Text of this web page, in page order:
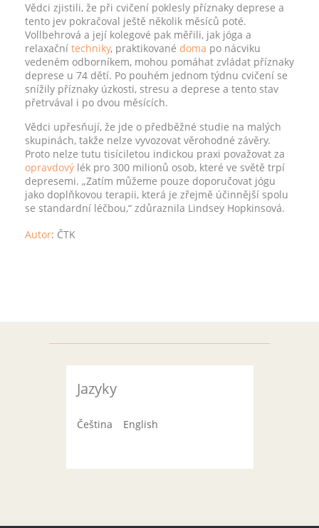
Vědci zjistili, že při cvičení poklesly příznaky deprese a
tento jev pokračoval ještě několik měsíců poté.
Vollbehrová a její kolegové pak měřili, jak jóga a
relaxační techniky, praktikované doma po nácviku
vedeném odborníkem, mohou pomáhat zvládat příznaky
deprese u 74 dětí. Po pouhém jednom týdnu cvičení se
snížily příznaky úzkosti, stresu a deprese a tento stav
přetrvával i po dvou měsících.
Vědci upřesňují, že jde o předběžné studie na malých
skupinách, takže nelze vyvozovat věrohodné závěry.
Proto nelze tutu tisíciletou indickou praxi považovat za
opravdový lék pro 300 milionů osob, které ve světě trpí
depresemi. „Zatím můžeme pouze doporučovat jógu
jako doplňkovou terapii, která je zřejmě účinnější spolu
se standardní léčbou,“ zdůraznila Lindsey Hopkinsová.
Autor: ČTK
Jazyky
Čeština English